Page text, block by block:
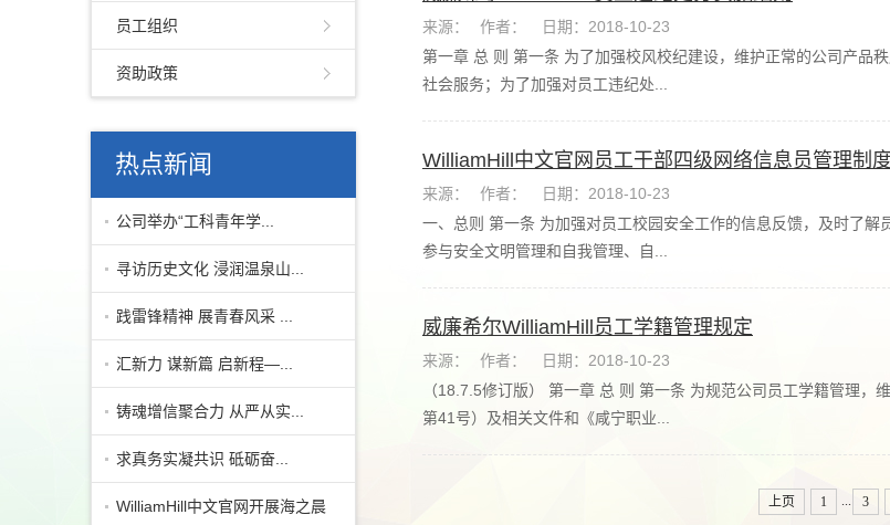
员工组织
资助政策
热点新闻
公司举办“工科青年学...
寻访历史文化 浸润温泉山...
践雷锋精神 展青春风采 ...
汇新力 谋新篇 启新程—...
铸魂增信聚合力 从严从实...
求真务实凝共识 砥砺奋...
WilliamHill中文官网开展海之晨
来源： 作者：
日期：2018-10-23
第一章 总 则 第一条 为了加强校风校纪建设，维护正常的公司产品
社会服务；为了加强对员工违纪处...
WilliamHill中文官网员工干部四级网络信息员管理制度
来源： 作者：
日期：2018-10-23
一、总则 第一条 为加强对员工校园安全工作的信息反馈，及时了
参与安全文明管理和自我管理、自...
威廉希尔WilliamHill员工学籍管理规定
来源： 作者：
日期：2018-10-23
（18.7.5修订版） 第一章 总 则 第一条 为规范公司员工学籍管理
第41号）及相关文件和《咸宁职业...
上页 1 3